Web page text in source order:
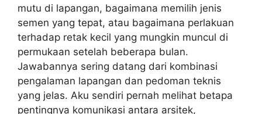
mutu di lapangan, bagaimana memilih jenis
semen yang tepat, atau bagaimana perlakuan
terhadap retak kecil yang mungkin muncul di
permukaan setelah beberapa bulan.
Jawabannya sering datang dari kombinasi
pengalaman lapangan dan pedoman teknis
yang jelas. Aku sendiri pernah melihat betapa
pentingnya komunikasi antara arsitek,